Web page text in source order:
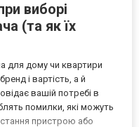
виборі
(та як їх
для дому чи квартири
і вартість, а й
вашій потребі в
помилки, які можуть
пристрою або